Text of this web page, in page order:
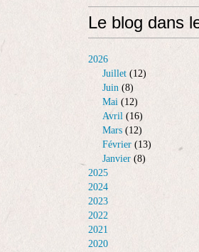
Le blog dans
2026
Juillet (12)
Juin (8)
Mai (12)
Avril (16)
Mars (12)
Février (13)
Janvier (8)
2025
2024
2023
2022
2021
2020